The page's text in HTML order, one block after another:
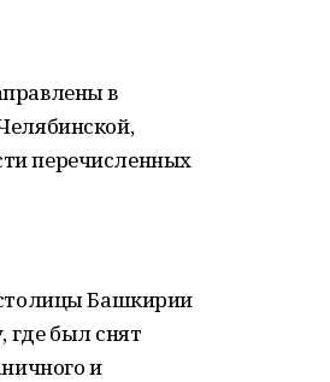
в
перечисленных
столицы Башкирии
где был снят
и